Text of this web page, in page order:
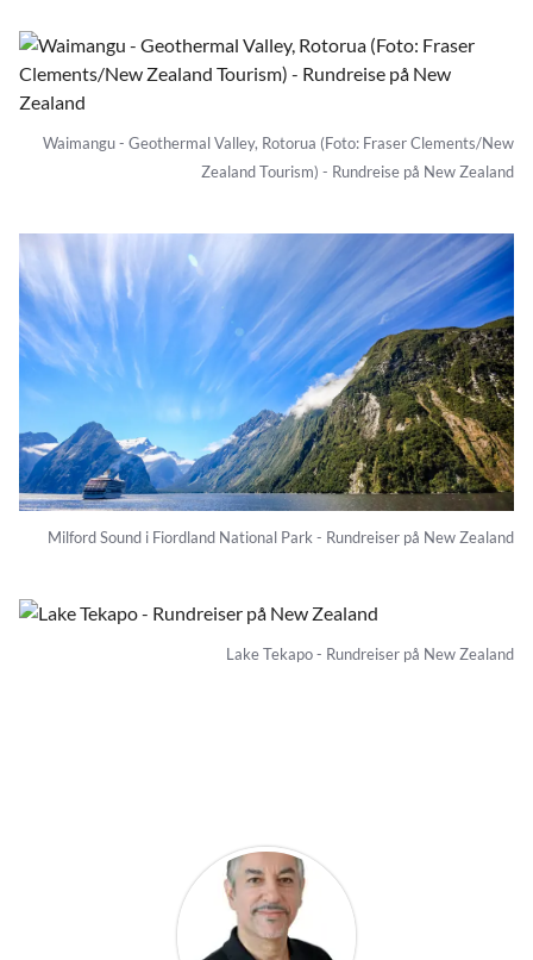
Waimangu - Geothermal Valley, Rotorua (Foto: Fraser Clements/New
Zealand Tourism) - Rundreise på New Zealand
Milford Sound i Fiordland National Park - Rundreiser på New Zealand
Lake Tekapo - Rundreiser på New Zealand